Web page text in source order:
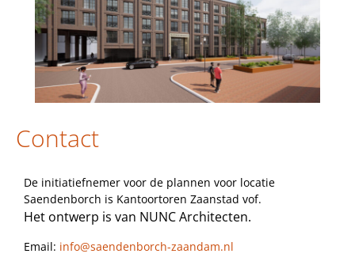
Contact
De initiatiefnemer voor de plannen voor locatie
Saendenborch is Kantoortoren Zaanstad vof.
Het ontwerp is van NUNC Architecten.
Email: info@saendenborch-zaandam.nl